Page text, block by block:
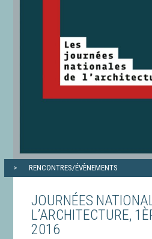
RENCONTRES/ÉVÈNEMENTS
JOURNÉES
L’ARCHITECTURE,
2016